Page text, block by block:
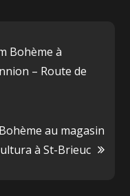
Bohème à
– Route de
au magasin
à St-Brieuc